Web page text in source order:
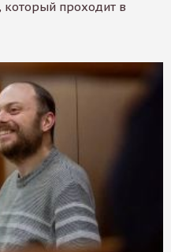
который проходит в